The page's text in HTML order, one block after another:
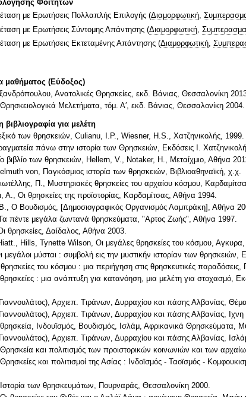
Φοιτητών
με Ερωτήσεις Πολλαπλής Επιλογής (Διαμορφωτική,
με Ερωτήσεις Σύντομης Απάντησης (Διαμορφωτική
με Ερωτήσεις Εκτεταμένης Απάντησης (Διαμορφωτική
μαθήματος (Εύδοξος)
Ανατολικές Θρησκείες, εκδ. Βάνιας, Θεσσαλονίκη
Μελετήματα, τόμ. Α′, εκδ. Βάνιας, Θεσσαλονίκη 2004.
βιβλιογραφία για μελέτη
των θρησκειών, Culianu, I.P., Wiesner, H.S., Χατζηνικολής, 1999.
πάνω στην ιστορία των Θρησκειών, Εκδόσεις Ι.
βιβλίο των θρησκειών, Hellern, V., Notaker, Η., Μεταίχμιο, Αθήνα
von, Παγκόσμιος ιστορία των θρησκειών, Βιβλιοαθηναϊκή, χ.χ.
Π., Μυστηριακές θρησκείες του αρχαίου κόσμου,
A., Οι θρησκείες της προϊστορίας, Καρδαμίτσας, Αθήνα 1994.
Ο Βουδισμός, [Δημοσιογραφικός Οργανισμός Λαμπράκη], Αθήνα
πέντε μεγάλα ζωντανά θρησκεύματα, "Αρτος Ζωής", Αθήνα 1997.
θρησκείες, Δαίδαλος, Αθήνα 2003.
Hills, Tynette Wilson, Οι μεγάλες θρησκείες του κόσμου,
μεγάλοι μύσται : συμβολή εις την μυστικήν ιστορίαν των
του κόσμου : μια περιήγηση στις θρησκευτικές
: μια ανάπτυξη για κατανόηση, μια μελέτη για στοχασμό,
Αρχιεπ. Τιράνων, Δυρραχίου και πάσης Αλβανίας,
Αρχιεπ. Τιράνων, Δυρραχίου και πάσης Αλβανίας,
Ινδουϊσμός, Βουδισμός, Ισλάμ, Αφρικανικά Θρησκεύματα,
Αρχιεπ. Τιράνων, Δυρραχίου και πάσης Αλβανίας,
και πολιτισμός των προιστορικών κοινωνιών και των
και πολιτισμοί της Ασίας : Ινδοϊσμός - Ταοϊσμός -
των θρησκευμάτων, Πουρναράς, Θεσσαλονίκη 2000.